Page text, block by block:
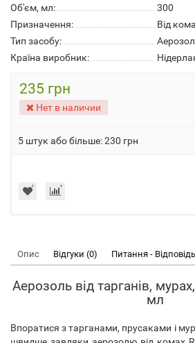
Об'єм, мл:
300
Призначення:
Від
Тип засобу:
Країна виробник:
235 грн
Нет в наличии
5 штук або більше: 230 грн
Опис Відгуки (0) Питання - Відповідь
Аерозоль від тарганів,
мл
Впоратися з тарганами, прусаками і